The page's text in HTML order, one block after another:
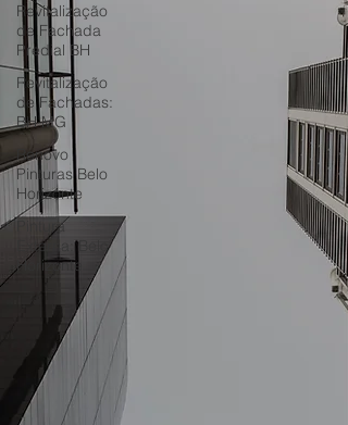
Revitalização
de Fachada
Predial BH
Revitalização
de Fachadas:
BH MG
Renovo
Pinturas Belo
Horizonte
Pintura
Externa: Belo
Horizonte